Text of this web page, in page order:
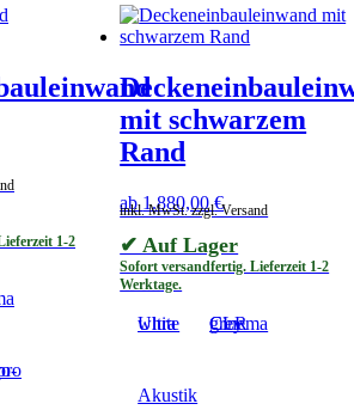
1-2
mit schwarzem
Rand
ab1.880,00€
inkl. MwSt. zzgl. Versand
✔ Auf Lager
Sofort versandfertig. Lieferzeit 1-2
Werktage.
Ultra white Cinema grey CLR
Akustik